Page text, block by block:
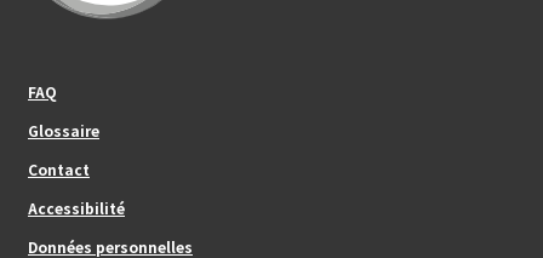
FAQ
Glossaire
Contact
Footer_center
Accessibilité
Données personnelles